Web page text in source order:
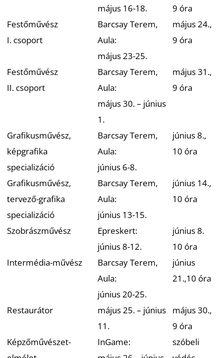
május 16-18.
9 óra
Festőművész
I. csoport
Barcsay Terem,
Aula:
május 23-25.
május 24.,
9 óra
Festőművész
II. csoport
Barcsay Terem,
Aula:
május 30. – június
1.
május 31.,
9 óra
Grafikusművész,
képgrafika
specializáció
Barcsay Terem,
Aula:
június 6-8.
június 8.,
10 óra
Grafikusművész,
tervező-grafika
specializáció
Barcsay Terem,
Aula:
június 13-15.
június 14.,
10 óra
Szobrászművész
Epreskert:
június 8-12.
június 8.
10 óra
Intermédia-művész
Barcsay Terem,
Aula:
június 20-25.
június
21.,10 óra
Restaurátor
május 25. – június
11.
május 30.,
9 óra
Képzőművészet-
InGame:
szóbeli